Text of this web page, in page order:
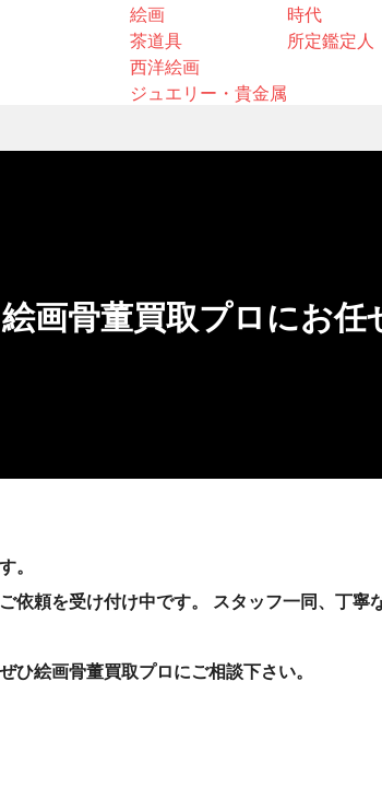
絵画
茶道具
西洋絵画
ジュエリー・貴金属
時代
所定鑑定人
画骨董買取プロにお任
。
依頼を受け付け中です。 スタッフ一同、丁寧
ひ絵画骨董買取プロにご相談下さい。